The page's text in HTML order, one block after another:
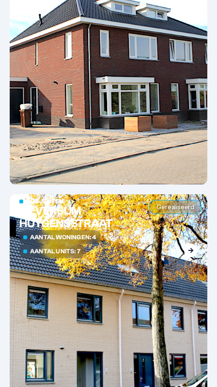
Gerealiseerd
PROJECTEN
HILVERSUM
HUYGENSSTRAAT
AANTAL WONINGEN: 4
AANTAL UNITS: 7